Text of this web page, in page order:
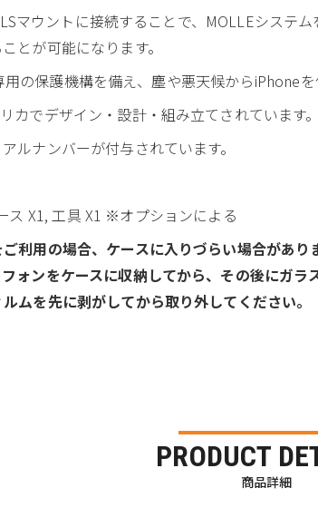
マウントに接続することで、MOLLEシステ
とが可能になります。
の保護機構を備え、塵や悪天候からiPhoneを
カでデザイン・設計・組み立てされています。
ルナンバーが付与されています。
ス X1, 工具 X1 ※オプションによる
利用の場合、ケースに入りづらい場合があ
ォンをケースに収納してから、その後にガラ
ムを先に剥がしてから取り外してください。
PRODUCT
商品詳細